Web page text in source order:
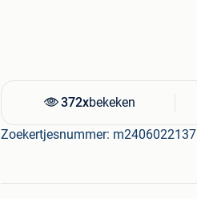
372xbekeken
Zoekertjesnummer: m2406022137